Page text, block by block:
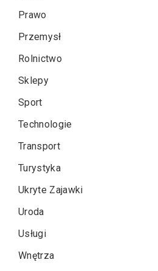
Prawo
Przemysł
Rolnictwo
Sklepy
Sport
Technologie
Transport
Turystyka
Ukryte Zajawki
Uroda
Usługi
Wnętrza